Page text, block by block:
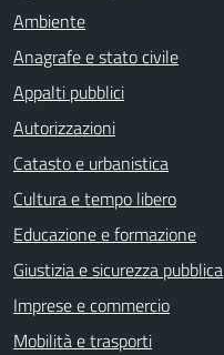
Ambiente
Anagrafe e stato civile
Appalti pubblici
Autorizzazioni
Catasto e urbanistica
Cultura e tempo libero
Educazione e formazione
Giustizia e sicurezza pubblica
Imprese e commercio
Mobilità e trasporti